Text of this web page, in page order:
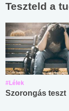
Teszteld a
#Lélek
Szorongás teszt